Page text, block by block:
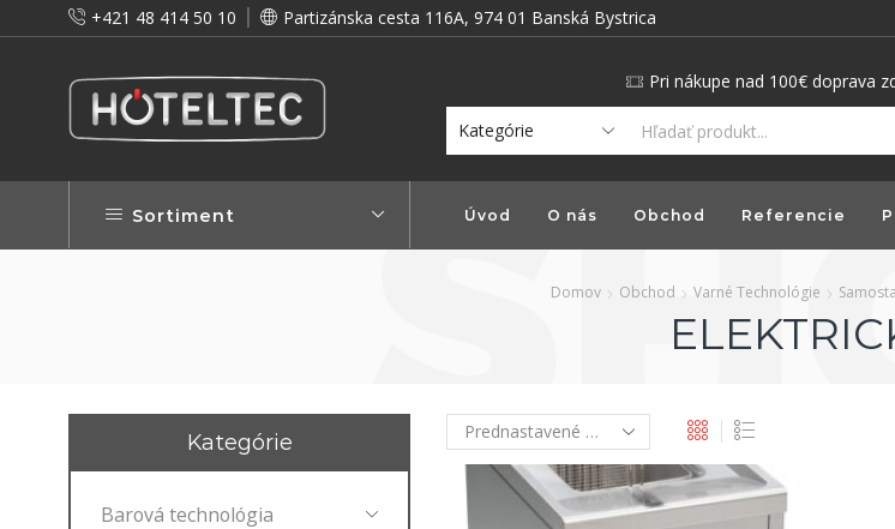
+421 48 414 50 10 Partizánska cesta 116A, 974 01 Banská Bystrica
a preto vám prinášame vernostné zľavy! Pri nákupe nad 100€ doprava
Sortiment Úvod O nás Obchod Referencie
Domov Obchod Varné Technológie
Kategórie
Barová technológia